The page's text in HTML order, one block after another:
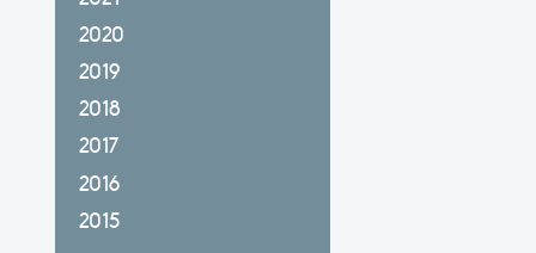
2020
2019
2018
2017
2016
2015